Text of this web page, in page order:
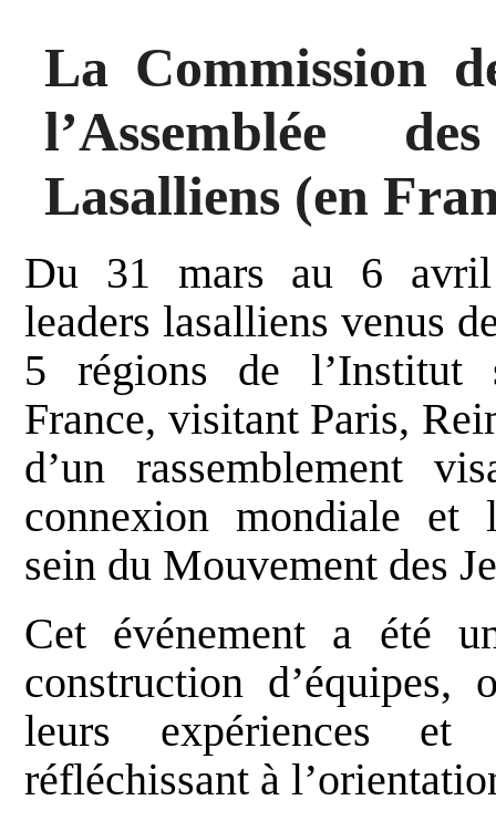
La Commission
l’Assemblée
Lasalliens (en
Du 31 mars au 6 avril
leaders lasalliens venus
5 régions de l’Institut
France, visitant Paris,
d’un rassemblement
connexion mondiale et
sein du Mouvement des
Cet événement a été
construction
leurs expériences
réfléchissant à